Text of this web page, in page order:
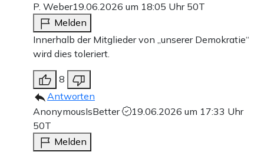
P. Weber19.06.2026 um 18:05 Uhr 50T
Melden
Innerhalb der Mitglieder von „unserer Demokratie“
wird dies toleriert.
8
Antworten
AnonymousIsBetter
19.06.2026 um 17:33 Uhr
50T
Melden